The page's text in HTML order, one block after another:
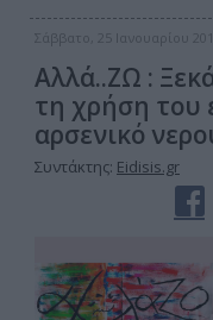
Σάββατο, 25 Ιανουαρίου
Αλλά..ΖΩ :
τη χρήση του
αρσενικό
Συντάκτης: Eidisis.gr